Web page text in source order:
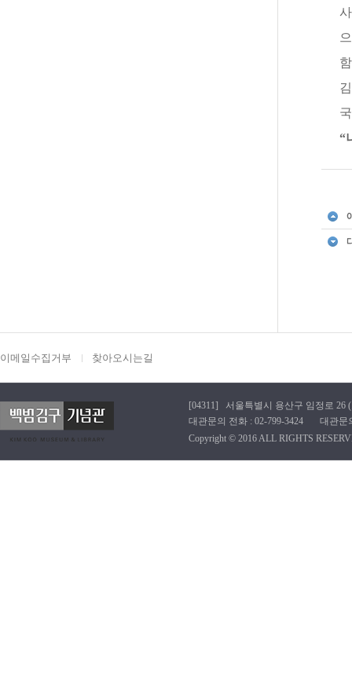
“
이메일수집거부 찾아오시는길
[04311] 서울특별시 용산구 임정로
대관문의 전화 : 02-799-3424 대관문
Copyright © 2016 ALL RIGHTS